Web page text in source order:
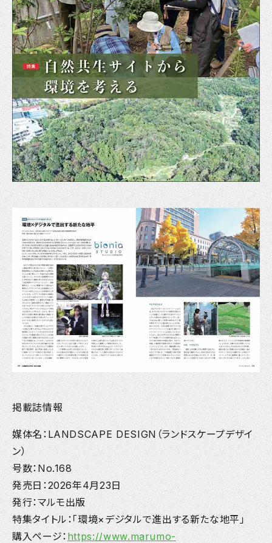
掲載誌情報
媒体名：LANDSCAPE DESIGN（ランドスケープデザイ
ン）
号数：No.168
発売日：2026年4月23日
発行：マルモ出版
特集タイトル：「環境×デジタルで進出する新たな地平」
購入ページ： https://www.marumo-